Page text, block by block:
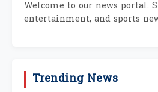
Welcome to our news portal.
entertainment, and sports
Trending News